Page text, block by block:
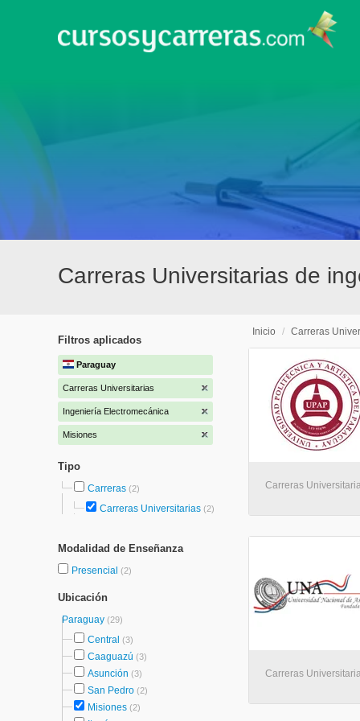
Carreras Universitarias de
Filtros aplicados
Paraguay
Carreras Universitarias
Ingeniería Electromecánica
Misiones
Tipo
Carreras (2)
Carreras Universitarias (2)
Modalidad de Enseñanza
Presencial (2)
Ubicación
Paraguay (29)
Central (3)
Caaguazú (3)
Asunción (3)
San Pedro (2)
Misiones (2)
Inicio / Carreras
Carreras
Carreras